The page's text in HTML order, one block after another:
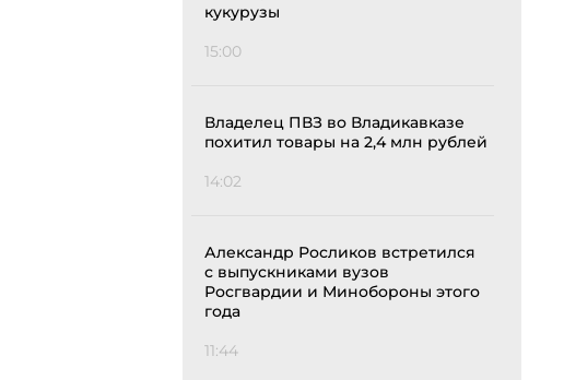
кукурузы
15:00
Владелец ПВЗ во Владикавказе
похитил товары на 2,4 млн рублей
14:02
Александр Росликов встретился
с выпускниками вузов
Росгвардии и Минобороны этого
года
11:44